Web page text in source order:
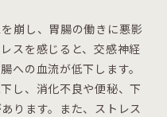
崩し、胃腸の働きに悪影
スを感じると、交感神経
への血流が低下します。
し、消化不良や便秘、下
ります。また、ストレス